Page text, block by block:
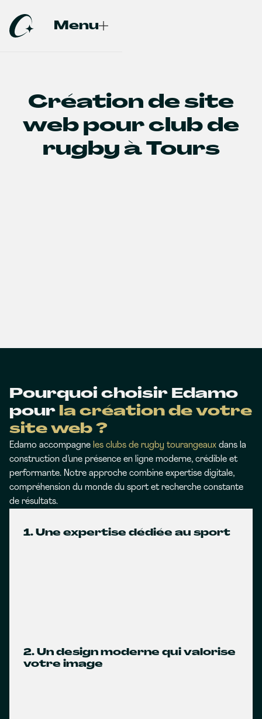
Menu
Création de site
web pour club de
rugby à Tours
Pourquoi choisir Edamo
pour la création de votre
site web ?
Edamo accompagne les clubs de rugby tourangeaux dans la
construction d’une présence en ligne moderne, crédible et
performante. Notre approche combine expertise digitale,
compréhension du monde du sport et recherche constante
de résultats.
1. Une expertise dédiée au sport
2. Un design moderne qui valorise
votre image